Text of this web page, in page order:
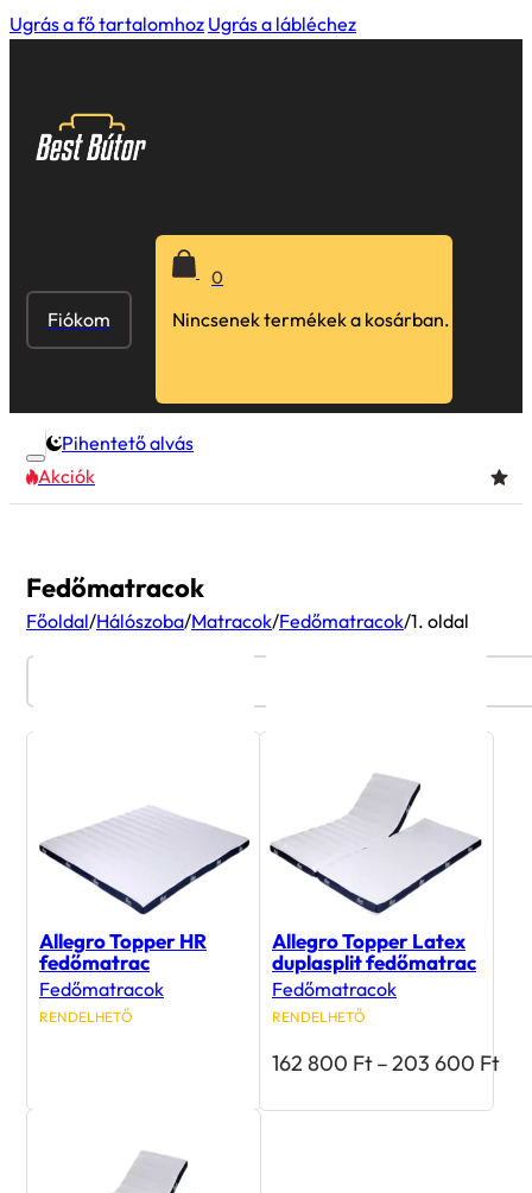
Ugrás a fő tartalomhoz Ugrás a lábléchez
Fiókom
0
Nincsenek termékek a kosárban.
Pihentető alvás
Akciók
Fedőmatracok
Főoldal/Hálószoba/Matracok/Fedőmatracok/1. oldal
Allegro Topper HR
fedőmatrac
Fedőmatracok
RENDELHETŐ
Ártartomány:
300 Ft
Allegro Topper Latex
duplasplit fedőmatrac
Fedőmatracok
RENDELHETŐ
162 800 Ft–203 600 Ft